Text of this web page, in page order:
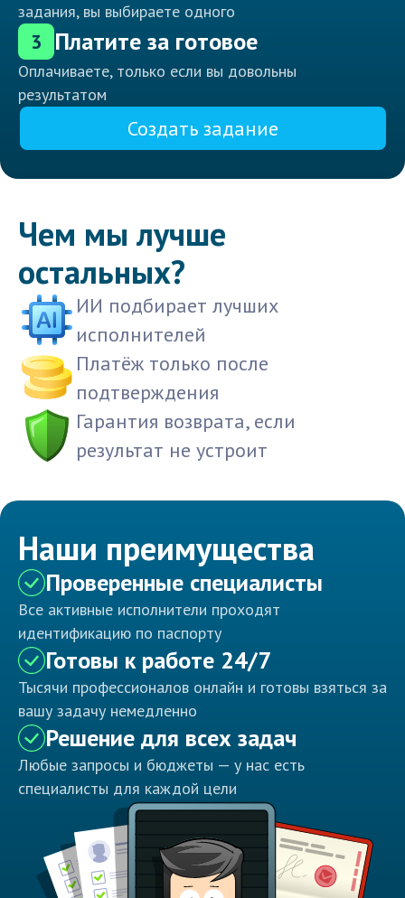
задания, вы выбираете одного
3 Платите за готовое
Оплачиваете, только если вы довольны
результатом
Создать задание
Чем мы лучше
остальных?
ИИ подбирает лучших
исполнителей
Платёж только после
подтверждения
Гарантия возврата, если
результат не устроит
Наши преимущества
Проверенные специалисты
Все активные исполнители проходят
идентификацию по паспорту
Готовы к работе 24/7
Тысячи профессионалов онлайн и готовы взяться за
вашу задачу немедленно
Решение для всех задач
Любые запросы и бюджеты — у нас есть
специалисты для каждой цели